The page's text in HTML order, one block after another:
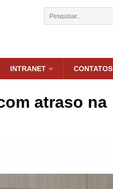
INTRANET CONTATOS
atraso na